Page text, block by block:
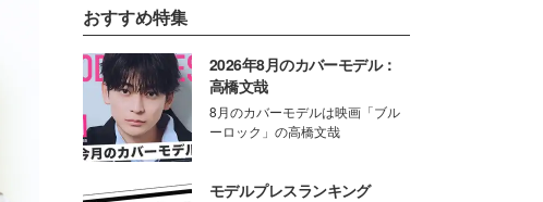
おすすめ特集
2026年8月のカバーモデル：
高橋文哉
8月のカバーモデルは映画「ブル
ーロック」の高橋文哉
モデルプレスランキング